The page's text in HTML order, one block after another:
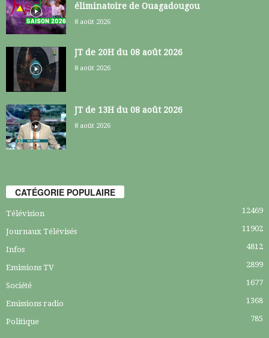
éliminatoire de Ouagadougou
8 août 2026
JT de 20H du 08 août 2026
8 août 2026
JT de 13H du 08 août 2026
8 août 2026
CATÉGORIE POPULAIRE
Télévision 12469
Journaux Télévisés 11902
Infos 4812
Emissions TV 2899
Société 1677
Emissions radio 1368
Politique 785